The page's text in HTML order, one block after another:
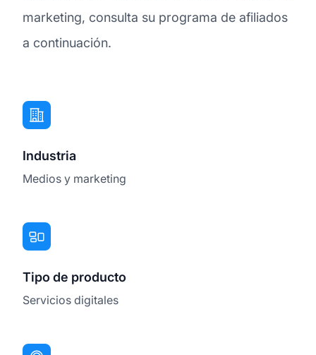
marketing, consulta su programa de afiliados
a continuación.
Industria
Medios y marketing
Tipo de producto
Servicios digitales